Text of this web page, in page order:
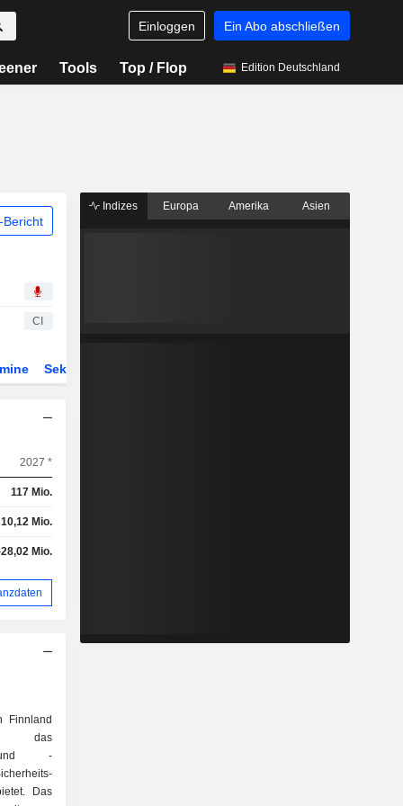
Einloggen Ein Abo abschließen
Tools Top / Flop Edition Deutschland
Bericht
CI
Sektor
2027 *
117 Mio.
10,12 Mio.
Mio.
Finnland
das
und -
Das
Indizes Europa Amerika Asien